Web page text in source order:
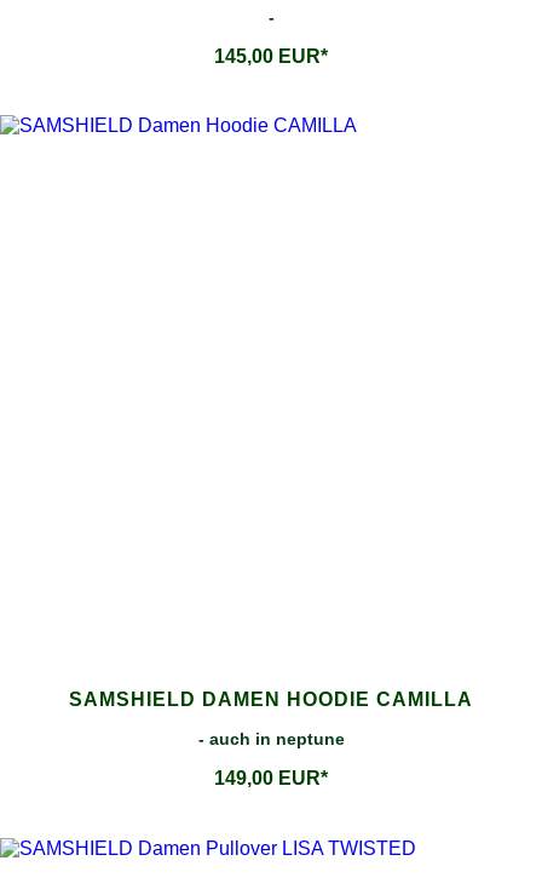
-
145,00 EUR*
SAMSHIELD DAMEN HOODIE CAMILLA
- auch in neptune
149,00 EUR*